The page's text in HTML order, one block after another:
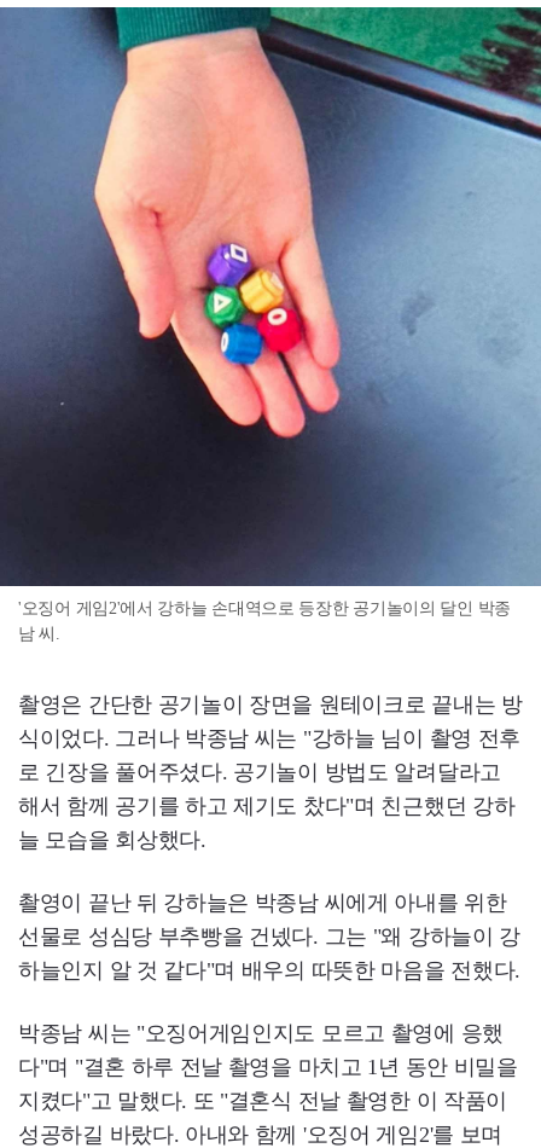
'오징어 게임2'에서 강하늘 손대역으로 등장한 공기놀이의 달인 박종
남 씨.
촬영은 간단한 공기놀이 장면을 원테이크로 끝내는 방
식이었다. 그러나 박종남 씨는 "강하늘 님이 촬영 전후
로 긴장을 풀어주셨다. 공기놀이 방법도 알려달라고
해서 함께 공기를 하고 제기도 찼다"며 친근했던 강하
늘 모습을 회상했다.
촬영이 끝난 뒤 강하늘은 박종남 씨에게 아내를 위한
선물로 성심당 부추빵을 건넸다. 그는 "왜 강하늘이 강
하늘인지 알 것 같다"며 배우의 따뜻한 마음을 전했다.
박종남 씨는 "오징어게임인지도 모르고 촬영에 응했
다"며 "결혼 하루 전날 촬영을 마치고 1년 동안 비밀을
지켰다"고 말했다. 또 "결혼식 전날 촬영한 이 작품이
성공하길 바랐다. 아내와 함께 '오징어 게임2'를 보며